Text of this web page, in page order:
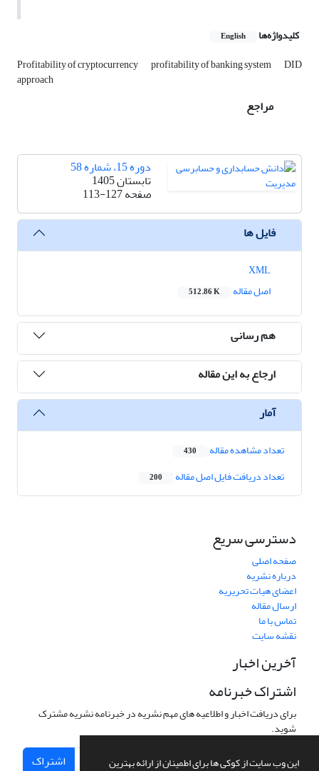
این وب سایت از کوکی ها برای اطمینان از ارائه بهترین
کلیدواژه‌ها English
Profitability of cryptocurrency profitability of banking system DID
approach
مراجع
دوره 15، شماره 58
تابستان 1405
صفحه113-127
فایل ها
اصل مقاله
512.86 K
هم رسانی
ارجاع به این مقاله
آمار
تعداد مشاهده مقاله 430
تعداد دریافت فایل اصل مقاله 200
دسترسی سریع
صفحه اصلی
درباره نشریه
اعضای هیات تحریریه
ارسال مقاله
تماس با ما
نقشه سایت
آخرین اخبار
اشتراک خبرنامه
برای دریافت اخبار و اطلاعیه های مهم نشریه در خبرنامه نشریه مشترک
شوید.
اشتراک